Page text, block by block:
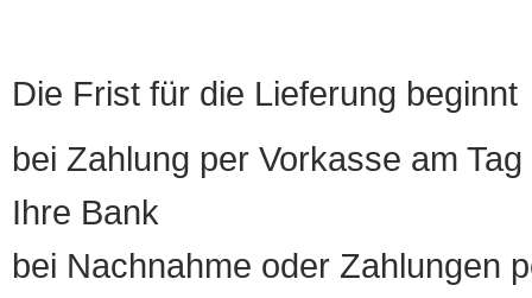
Die Frist für die Lieferung beginnt
bei Zahlung per Vorkasse am
Ihre Bank
bei Nachnahme oder Zahlungen